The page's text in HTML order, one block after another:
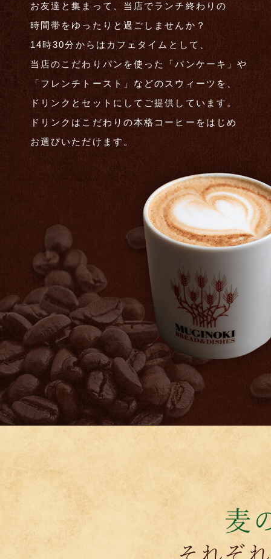
お友達と集まって、当店でランチ終わりの
時間帯をゆったりと過ごしませんか？
14時30分からはカフェタイムとして、
当店のこだわりパンを使った「パンケーキ」や
「フレンチトースト」などのスウィーツを、
ドリンクとセットにしてご提供しています。
ドリンクはこだわりの本格コーヒーをはじめ
お選びいただけます。